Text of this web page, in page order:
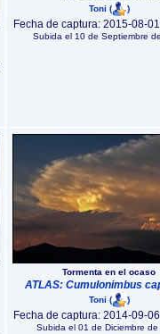
Toni ( )
Fecha de captura: 2015-08-
Subida el 10 de Septiembre
Tormenta en el ocaso
ATLAS: Cumulonimbus
Toni ( )
Fecha de captura: 2014-09-
Subida el 01 de Diciembre